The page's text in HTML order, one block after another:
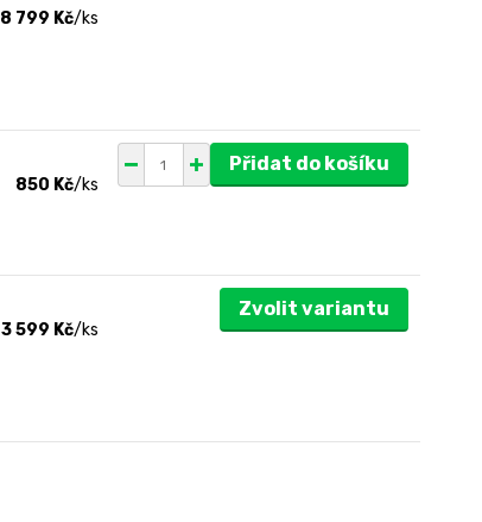
8 799 Kč/ks
850 Kč/ks
Přidat do košíku
3 599 Kč/ks
Zvolit variantu